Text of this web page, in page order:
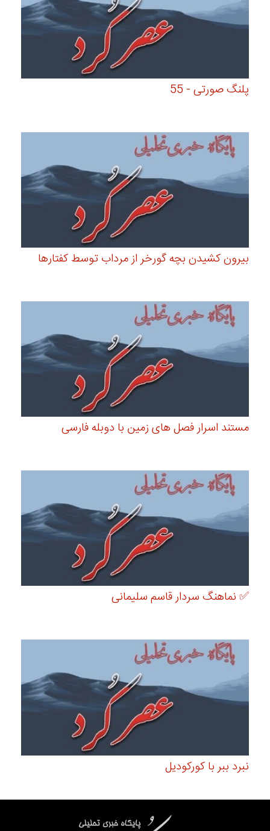
پلنگ صورتی - 55
بیرون كشیدن بچه گورخر از مرداب توسط كفتارها
مستند اسرار فصل های زمین با دوبله فارسی
✅ نماهنگ سردار قاسم سلیمانی
نبرد ببر با کورکودیل